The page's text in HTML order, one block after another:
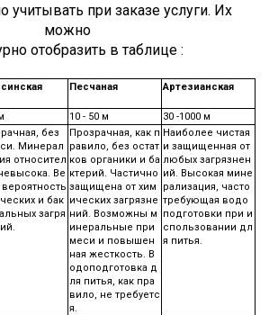
учитывать при заказе услуги. Их
можно
отобразить в таблице :
Песчаная Артезианская
10 - 50 м
30 -1000 м
без
Минерал
относител
Ве
вероятность
и бак
загря
Прозрачная, как п
равило, без остат
ков органики и ба
ктерий. Частично
защищена от хим
ических загрязне
ний. Возможны м
инеральные при
меси и повышен
ная жесткость. В
одоподготовка д
ля питья, как пра
вило, не требуетс
я.
Наиболее чистая
и защищенная от
любых загрязнен
ий. Высокая мине
рализация, часто
требующая водо
подготовки при и
спользовании дл
я питья.